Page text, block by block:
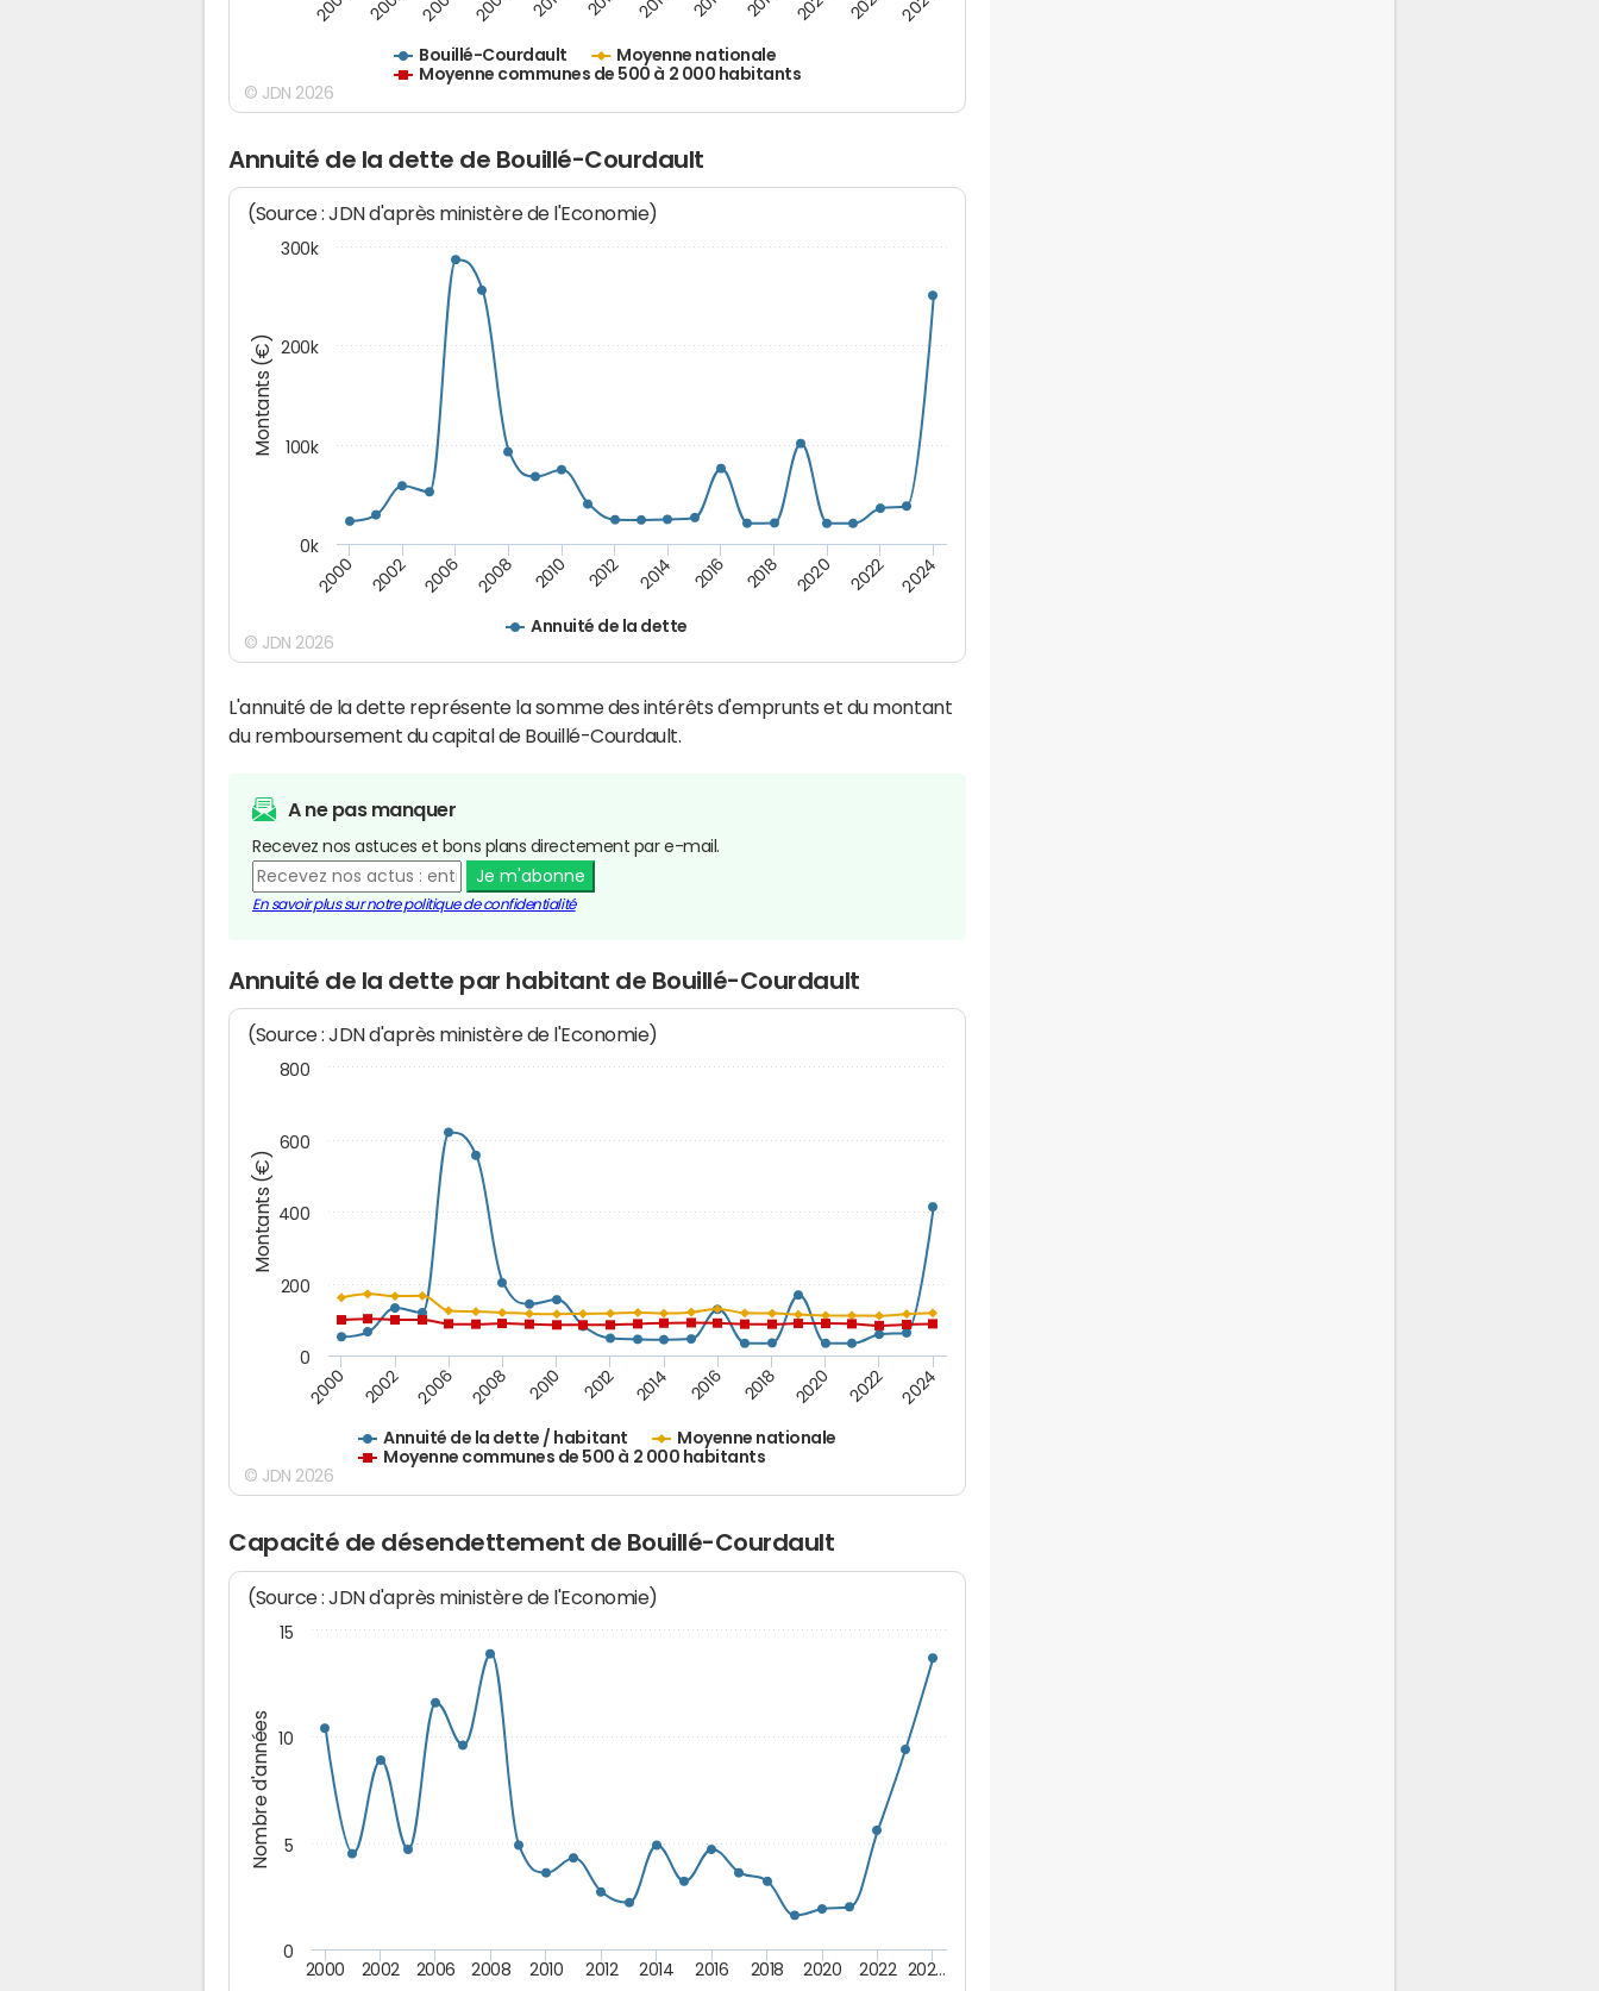
Bouillé-Courdault
Moyenne nationale
Moyenne communes de 500 à 2 000 habitants
© JDN 2026
Annuité de la dette de Bouillé-Courdault
Montants (€)
(Source : JDN d'après ministère de l'Economie)
Annuité de la dette
2000 2002 2006 2008 2010 2012 2014 2016 2018 2020 2022 2024
0k
100k
200k
300k
© JDN 2026
L'annuité de la dette représente la somme des intérêts d'emprunts et du montant
du remboursement du capital de Bouillé-Courdault.
A ne pas manquer
Recevez nos astuces et bons plans directement par e-mail.
Je m'abonne
En savoir plus sur notre politique de confidentialité
Annuité de la dette par habitant de Bouillé-Courdault
Montants (€)
(Source : JDN d'après ministère de l'Economie)
Annuité de la dette / habitant
Moyenne nationale
Moyenne communes de 500 à 2 000 habitants
2000 2002 2006 2008 2010 2012 2014 2016 2018 2020 2022 2024
0
200
400
600
800
© JDN 2026
Capacité de désendettement de Bouillé-Courdault
Nombre d'années
(Source : JDN d'après ministère de l'Economie)
2000 2002 2006 2008 2010 2012 2014 2016 2018 2020 2022 202…
0
5
10
15